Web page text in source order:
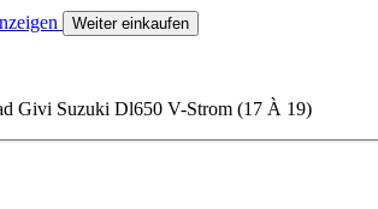
Weiter einkaufen
Givi Suzuki Dl650 V-Strom (17 À 19)